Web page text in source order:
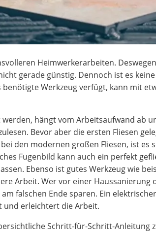
Heimwerkerarbeiten.
gerade günstig. Dennoch ist es
Werkzeug verfügt, kann mit
hängt vom Arbeitsaufwand ab
Bevor aber die ersten Fliesen
den modernen großen Fliesen, ist es
Fugenbild kann auch ein perfekt
Ebenso ist gutes Werkzeug wie
Arbeit. Wer vor einer Haussanierung
falschen Ende sparen. Ein
und erleichtert die Arbeit.
Schritt-für-Schritt-Anleitung